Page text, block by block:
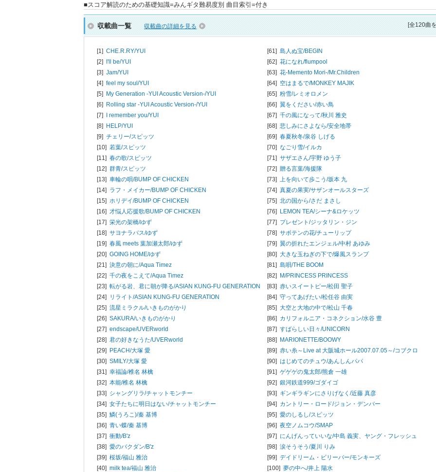
■スコア解読のための基礎知識=みんギタ難易度別 曲目索引=付き
収載曲一覧 収載曲の詳細を見る [全120曲
[1] CHE.R.RY/YUI
[2] I'll be/YUI
[3] Jam/YUI
[4] feel my soul/YUI
[5] My Generation -YUI Acoustic Version-/YUI
[6] Rolling star -YUI Acoustic Version-/YUI
[7] I remember you/YUI
[8] HELP/YUI
[9] チェリー/スピッツ
[10] 若葉/スピッツ
[11] 春の歌/スピッツ
[12] 群青/スピッツ
[13] 車輪の唄/BUMP OF CHICKEN
[14] ラフ・メイカー/BUMP OF CHICKEN
[15] ホリデイ/BUMP OF CHICKEN
[16] 才悩人応援歌/BUMP OF CHICKEN
[17] 栄光の架橋/ゆず
[18] サヨナラバス/ゆず
[19] 春風 meets 葉加瀬太郎/ゆず
[20] GOING HOME/ゆず
[21] 決意の朝に/Aqua Timez
[22] 千の夜をこえて/Aqua Timez
[23] 転がる岩、君に朝が降る/ASIAN KUNG-FU GENERATION
[24] リライト/ASIAN KUNG-FU GENERATION
[25] 流星ミラクル/いきものがかり
[26] SAKURA/いきものがかり
[27] endscape/UVERworld
[28] 君の好きなうた/UVERworld
[29] PEACH/大塚 愛
[30] SMILY/大塚 愛
[31] 幸福論/椎名 林檎
[32] 本能/椎名 林檎
[33] シャングリラ/チャットモンチー
[34] 女子たちに明日はない/チャットモンチー
[35] 鱗(うろこ)/秦 基博
[36] 青い蝶/秦 基博
[37] 衝動/B'z
[38] 愛のバクダン/B'z
[39] 桜坂/福山 雅治
[40] milk tea/福山 雅治
[61] 島人ぬ宝/BEGIN
[62] 花になれ/flumpool
[63] 花-Memento Mori-/Mr.Children
[64] 空はまるで/MONKEY MAJIK
[65] 粉雪/レミオロメン
[66] 翼をください/赤い鳥
[67] 千の風になって/秋川 雅史
[68] 悲しみにさよなら/安全地帯
[69] 春夏秋冬/泉谷 しげる
[70] なごり雪/イルカ
[71] サザエさん/宇野 ゆう子
[72] 贈る言葉/海援隊
[73] 上を向いて歩こう/坂本 九
[74] 真夏の果実/サザンオールスターズ
[75] 北の国から/さだ まさし
[76] LEMON TEA/シーナ&ロケッツ
[77] プレゼント/ジッタリン・ジン
[78] サボテンの花/チューリップ
[79] 翼の折れたエンジェル/中村 あゆみ
[80] 大きな玉ねぎの下で/爆風スランプ
[81] 島唄/THE BOOM
[82] M/PRINCESS PRINCESS
[83] 赤いスイートピー/松田 聖子
[84] 守ってあげたい/松任谷 由実
[85] 大空と大地の中で/松山 千春
[86] カリフォルニア・コネクション/水谷 豊
[87] すばらしい日々/UNICORN
[88] MARIONETTE/BOOWY
[89] 赤い糸～Live at 大阪城ホール2007.07.05～/コブクロ
[90] はじめてのチュウ/あんしんパパ
[91] ゲゲゲの鬼太郎/熊倉 一雄
[92] 銀河鉄道999/ゴダイゴ
[93] ギンギラギンにさりげなく/近藤 真彦
[94] カントリー・ロード/ジョン・デンバー
[95] 愛のしるし/スピッツ
[96] 夜空ノムコウ/SMAP
[97] にんげんっていいな/中島 義実、ヤング・フレッシュ
[98] 涙そうそう/夏川 りみ
[99] デイドリーム・ビリーバー/モンキーズ
[100] 夢の中へ/井上 陽水